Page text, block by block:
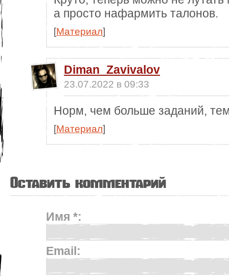
а просто нафармить талонов.
[Материал]
Diman_Zavivalov
23.07.2022 в 09:33
Норм, чем больше заданий,
[Материал]
Оставить комментарий
Имя *:
Email: